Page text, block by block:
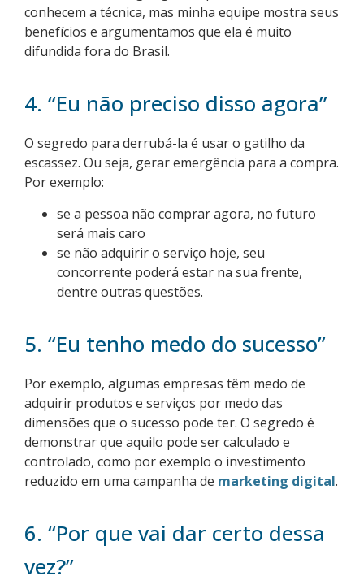
conhecem a técnica, mas minha equipe mostra seus
benefícios e argumentamos que ela é muito
difundida fora do Brasil.
4. “Eu não preciso disso agora”
O segredo para derrubá-la é usar o gatilho da
escassez. Ou seja, gerar emergência para a compra.
Por exemplo:
se a pessoa não comprar agora, no futuro
será mais caro
se não adquirir o serviço hoje, seu
concorrente poderá estar na sua frente,
dentre outras questões.
5. “Eu tenho medo do sucesso”
Por exemplo, algumas empresas têm medo de
adquirir produtos e serviços por medo das
dimensões que o sucesso pode ter. O segredo é
demonstrar que aquilo pode ser calculado e
controlado, como por exemplo o investimento
reduzido em uma campanha de marketing digital.
6. “Por que vai dar certo dessa
vez?”